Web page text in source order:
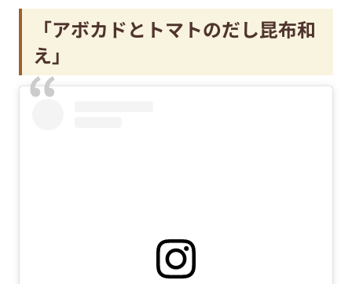
「アボカドとトマトのだし昆布和
え」